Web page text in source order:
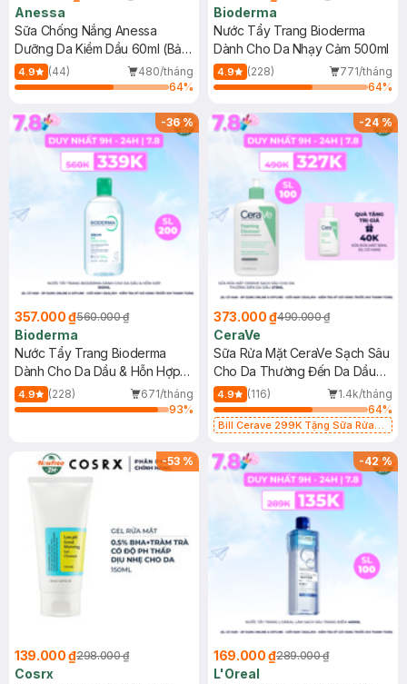
Anessa
Sữa Chống Nắng Anessa
Dưỡng Da Kiềm Dầu 60ml (Bản
Mới)
4.9 (44)
480/tháng
64%
Bioderma
Nước Tẩy Trang Bioderma
Dành Cho Da Nhạy Cảm 500ml
4.9 (228)
771/tháng
64%
-36%
357.000 ₫560.000 ₫
Bioderma
Nước Tẩy Trang Bioderma
Dành Cho Da Dầu & Hỗn Hợp
500ml
4.9 (228)
671/tháng
93%
-24%
373.000 ₫490.000 ₫
CeraVe
Sữa Rửa Mặt CeraVe Sạch Sâu
Cho Da Thường Đến Da Dầu
473ml
4.9 (116)
1.4k/tháng
64%
Bill Cerave 299K Tặng Sữa Rửa
-53 %
139.000 ₫298.000 ₫
Cosrx
-42%
169.000 ₫289.000 ₫
L'Oreal